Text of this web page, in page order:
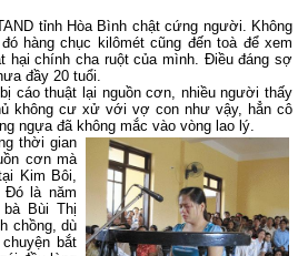
tỉnh Hòa Bình chật cứng người. Không
hàng chục kilômét cũng đến toà để xem
hại chính cha ruột của mình. Điều đáng sợ
đầy 20 tuổi.
cáo thuật lại nguồn cơn, nhiều người thấy
không cư xử với vợ con như vậy, hẳn cô
ngựa đã không mắc vào vòng lao lý.
thời gian
cơn mà
Kim Bôi,
Đó là năm
Bùi Thị
chồng, dù
bắt